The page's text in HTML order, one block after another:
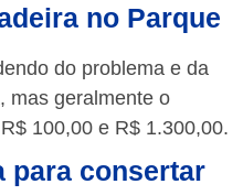
no Parque
do problema e da
mas geralmente o
100,00 e R$ 1.300,00.
para consertar